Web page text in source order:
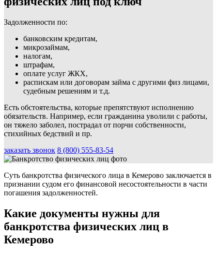
Задолженности по:
банковским кредитам,
микрозаймам,
налогам,
штрафам,
оплате услуг ЖКХ,
распискам или договорам займа с другими физ лицами,
судебным решениям и т.д.
Есть обстоятельства, которые препятствуют исполнению
обязательств. Например, если гражданина уволили с работы,
он тяжело заболел, пострадал от порчи собственности,
стихийных бедствий и пр.
заказать звонок 8 (800) 555-83-54
Суть банкротства физического лица в Кемерово заключается в
признании судом его финансовой несостоятельности в части
погашения задолженностей.
Какие документы нужны для
банкротства физических лиц в
Кемерово